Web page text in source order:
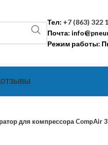
Тел: +7 (863) 322
Почта:
Режим работы:
ОТЗЫВЫ
для компрессора CompAir